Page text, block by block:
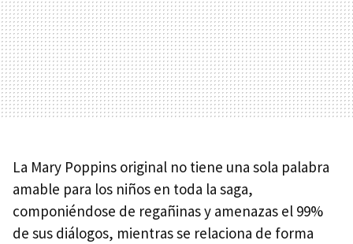
La Mary Poppins original no tiene una sola palabra
amable para los niños en toda la saga,
componiéndose de regañinas y amenazas el 99%
de sus diálogos, mientras se relaciona de forma